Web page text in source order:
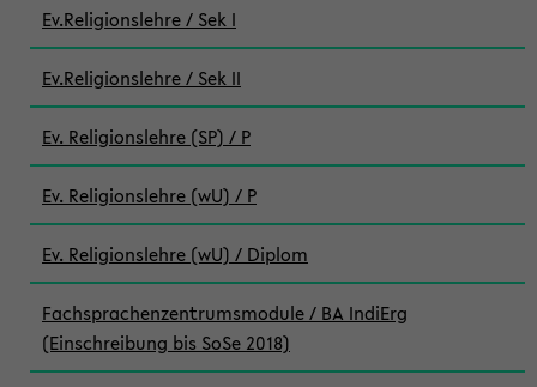
Ev.Religionslehre / Sek I
Ev.Religionslehre / Sek II
Ev. Religionslehre (SP) / P
Ev. Religionslehre (wU) / P
Ev. Religionslehre (wU) / Diplom
Fachsprachenzentrumsmodule / BA IndiErg
(Einschreibung bis SoSe 2018)